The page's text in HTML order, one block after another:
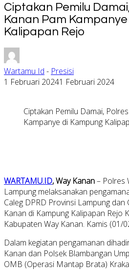
Ciptakan Pemilu
Kanan Pam
Kalipapan Rejo
Wartamu Id - Presisi
1 Februari 20241 Februari 2024
Ciptakan Pemilu Damai,
Kampanye di Kampung
WARTAMU.ID, Way Kanan– Polres
Lampung melaksanakan
Caleg DPRD Provinsi Lampung dan
Kanan di Kampung Kalipapan Rejo
Kabupaten Way Kanan. Kamis (01/
Dalam kegiatan pengamanan
Kanan dan Polsek Blambangan
OMB (Operasi Mantap Brata)